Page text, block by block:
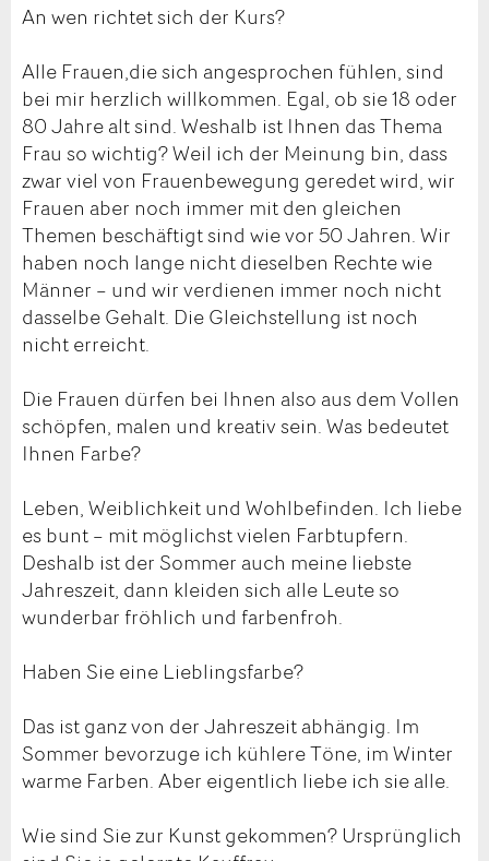
An wen richtet sich der Kurs?
Alle Frauen,die sich angesprochen fühlen, sind
bei mir herzlich willkommen. Egal, ob sie 18 oder
80 Jahre alt sind. Weshalb ist Ihnen das Thema
Frau so wichtig? Weil ich der Meinung bin, dass
zwar viel von Frauenbewegung geredet wird, wir
Frauen aber noch immer mit den gleichen
Themen beschäftigt sind wie vor 50 Jahren. Wir
haben noch lange nicht dieselben Rechte wie
Männer – und wir verdienen immer noch nicht
dasselbe Gehalt. Die Gleichstellung ist noch
nicht erreicht.
Die Frauen dürfen bei Ihnen also aus dem Vollen
schöpfen, malen und kreativ sein. Was bedeutet
Ihnen Farbe?
Leben, Weiblichkeit und Wohlbefinden. Ich liebe
es bunt – mit möglichst vielen Farbtupfern.
Deshalb ist der Sommer auch meine liebste
Jahreszeit, dann kleiden sich alle Leute so
wunderbar fröhlich und farbenfroh.
Haben Sie eine Lieblingsfarbe?
Das ist ganz von der Jahreszeit abhängig. Im
Sommer bevorzuge ich kühlere Töne, im Winter
warme Farben. Aber eigentlich liebe ich sie alle.
Wie sind Sie zur Kunst gekommen? Ursprünglich